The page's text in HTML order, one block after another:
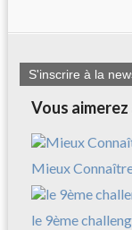
S'inscrire à la
Vous aimerez
Mieux
le 9ème